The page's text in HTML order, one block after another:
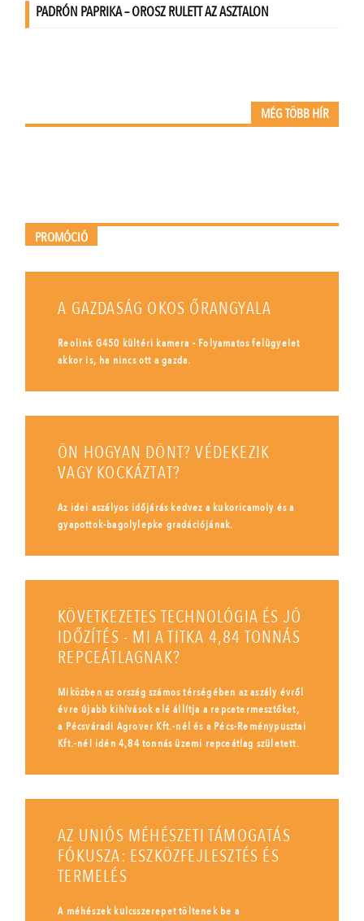
MÉG TÖBB HÍR
PROMÓCIÓ
A GAZDASÁG OKOS ŐRANGYALA
Reolink G450 kültéri kamera - Folyamatos felügyelet
akkor is, ha nincs ott a gazda.
ÖN HOGYAN DÖNT? VÉDEKEZIK
VAGY KOCKÁZTAT?
Az idei aszályos időjárás kedvez a kukoricamoly és a
gyapottok-bagolylepke gradációjának.
KÖVETKEZETES TECHNOLÓGIA ÉS JÓ
IDŐZÍTÉS - MI A TITKA 4,84 TONNÁS
REPCEÁTLAGNAK?
Miközben az ország számos térségében az aszály évről
évre újabb kihívások elé állítja a repcetermesztőket,
a Pécsváradi Agrover Kft.-nél és a Pécs-Reménypusztai
Kft.-nél idén 4,84 tonnás üzemi repceátlag született.
AZ UNIÓS MÉHÉSZETI TÁMOGATÁS
FÓKUSZA: ESZKÖZFEJLESZTÉS ÉS
TERMELÉS
A méhészek kulcsszerepet töltenek be a